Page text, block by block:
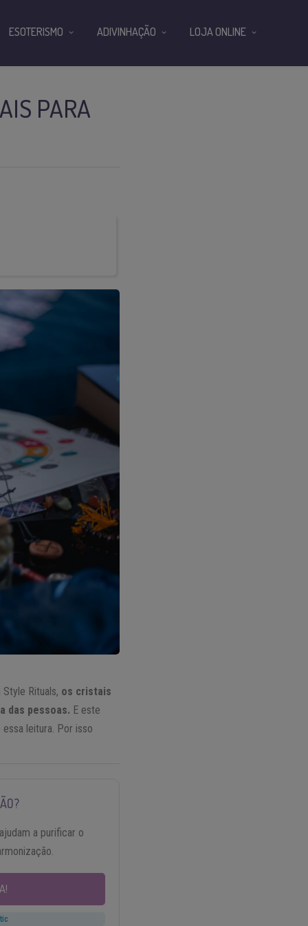
PARA
Rituals, os cristais
das pessoas. E este
leitura. Por isso
a purificar o
ESOTERISMO ADIVINHAÇÃO LOJA ONLINE